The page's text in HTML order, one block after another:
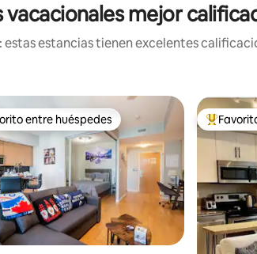
mejor
estas estancias tienen excelentes
mejores en Favorito entre huéspedes
entre huéspedes De los